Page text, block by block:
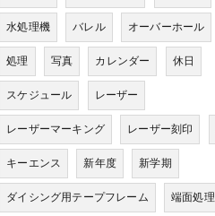
水処理機 バレル オーバーホール
処理 写真 カレンダー 休日
スケジュール レーザー
レーザーマーキング レーザー刻印
キーエンス 新年度 新学期
ダイシング用テープフレーム 端面処理